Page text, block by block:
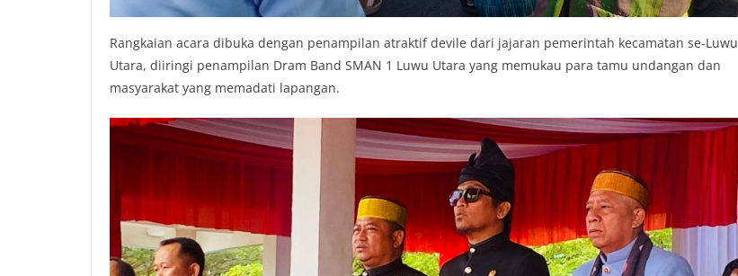
Rangkaian acara dibuka dengan penampilan atraktif devile dari jajaran pemerintah kecamatan se-Luwu
Utara, diiringi penampilan Dram Band SMAN 1 Luwu Utara yang memukau para tamu undangan dan
masyarakat yang memadati lapangan.